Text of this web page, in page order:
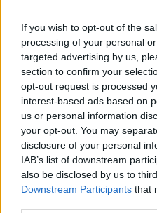
If you wish to opt-out of the
processing of your personal
targeted advertising by us,
section to confirm your
opt-out request is processed
interest-based ads based on
us or personal information
your opt-out. You may
disclosure of your personal
IAB’s list of downstream
also be disclosed by us to
Downstream Participants that
almeno cinque milioni
forse fino addirittura a
minima sarebbe
domanda globale di litio
elettrici entro il 2030.